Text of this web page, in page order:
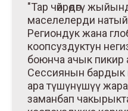
"Тар чөйрөдөгү
маселелерди
Региондук жана
коопсуздуктун
боюнча ачык пикир
Сессиянын бардык
ара түшүнүшүү
заманбап